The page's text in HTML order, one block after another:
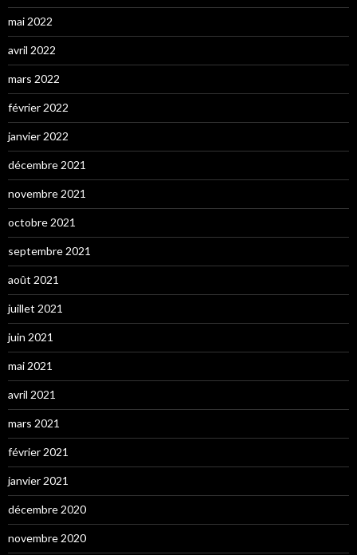
mai 2022
avril 2022
mars 2022
février 2022
janvier 2022
décembre 2021
novembre 2021
octobre 2021
septembre 2021
août 2021
juillet 2021
juin 2021
mai 2021
avril 2021
mars 2021
février 2021
janvier 2021
décembre 2020
novembre 2020